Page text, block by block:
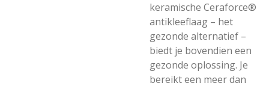
keramische Ceraforce®
antikleeflaag – het
gezonde alternatief –
biedt je bovendien een
gezonde oplossing. Je
bereikt een meer dan